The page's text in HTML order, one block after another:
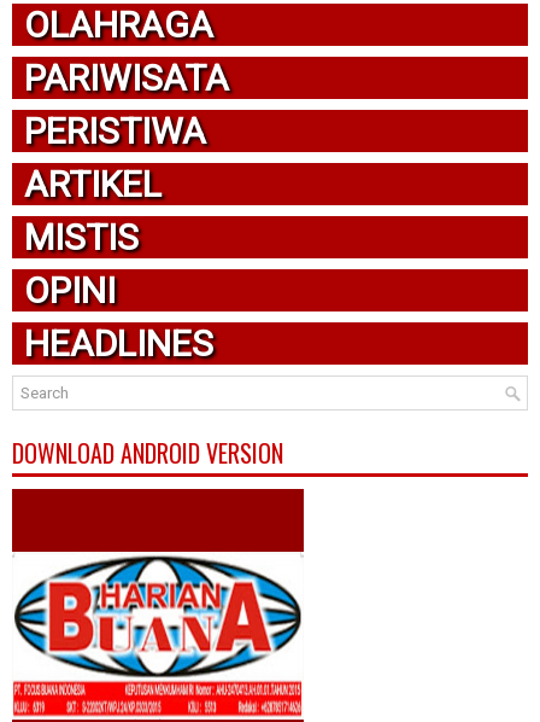
OLAHRAGA
PARIWISATA
PERISTIWA
ARTIKEL
MISTIS
OPINI
HEADLINES
DOWNLOAD ANDROID VERSION